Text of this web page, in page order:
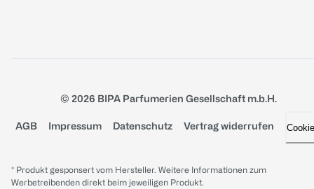
© 2026 BIPA Parfumerien Gesellschaft m.b.H.
AGB Impressum Datenschutz Vertrag widerrufen
* Produkt gesponsert vom Hersteller. Weitere Informationen zum
Werbetreibenden direkt beim jeweiligen Produkt.